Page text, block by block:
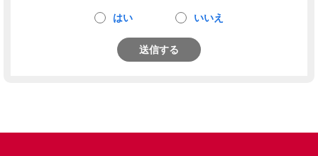
はい いいえ
送信する